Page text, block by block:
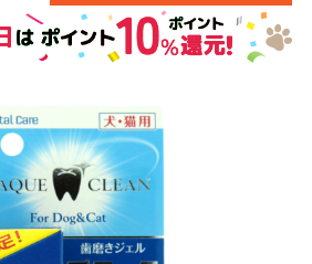
服・おさんぽ用品
リビング雑貨
シニアサポート